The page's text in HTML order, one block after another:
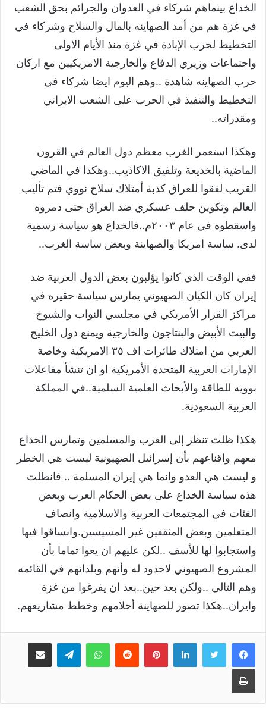
الخداع بينماهم شركاء في العدوان والجرائم بحق الشعب
في غزة هم من أمد الصهاينه بالمال والسلاح وشركاء في
التخطيط لحرب الإبادة في غزة منذ الأيام الاولى
واجتماعات وزيري الدفاع والخارجية الامريكيين مع اركان
حرب الصهاينه شاهدة ..وهم اليوم ايضا شركاء في
التخطيط والتنفيذ في الحرب على الشعب الايراني
ومقدراته..
وهكذا استعمر الغرب معظم دول العالم في القرون
الماضية بالخديعة وتلفيق الاكاذيب..وهكذا في الماضي
القريب لفقوا للعراق كذبة أمتلاك سلاح نووي فتم تأليب
العالم وتكوين حلف عسكري ضد العراق حتى دمروه
واسقطوه في عام ٢٠٠٣م..فالخداع هو سياسة رسمية
لدى. ساسة امريكا والصهاينة وبعض ساسة الغرب..
ففي الوقت الذي كانوا يؤلبون بعض الدول العربية ضد
إيران كان الكيان الصهيوني يمارس سياسة حقيره في
مراكز القرار الأمريكي في مجلسي النواب والشيوخ
والبيت الأبيض والبنتاجون والخارجية ويمنع دول الخليج
العربي من امتلاك طائرات اف ٣٥ الامريكية وخاصة
الإمارات العربية المتحدة الأمريكية او ان تنشأ مفاعلات
نوويه للطاقة والأبحاث العلمية السلمية..في المملكة
العربية السعودية.
هكذا ظلت تنظر إلى العرب والمسلمين وتمارس الخداع
معهم واقناعهم بأن إسرائيل الصهيونية ليست هي الخطر
و ليست هي العدو وانما هي إيران المسلمة .. فانطلت
هذه سياسة الخداع على بعض الحكام العرب وبعض
الفئات في المجتمعات العربية والاسلامية وانصاف
المتعلمين وبعض المثقفين غير المسيسين.وانساقوا فيها
واستجابوا لها للأسف ..لكن عليهم ان يعوا تماما بأن
المشروع الصهيوني لاحدود له وأنهم وبلدانهم في القائمه
وهم التالي ..ولكن بعد حين..بعد ان يفرغوا من غزة
وايران..هكذا تصور للصهاينة أحلامهم وخطط مشاريعهم.
لينكدإنبينتيريست واتسابتيلقرام مشاركة عبر البريد
طباعة